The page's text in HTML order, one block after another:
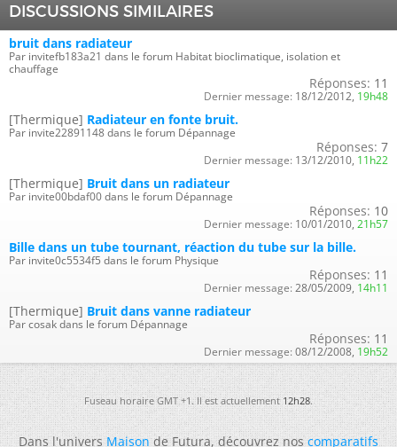
DISCUSSIONS SIMILAIRES
bruit dans radiateur
Par invitefb183a21 dans le forum Habitat bioclimatique, isolation et
chauffage
Réponses: 11
Dernier message: 18/12/2012, 19h48
[Thermique] Radiateur en fonte bruit.
Par invite22891148 dans le forum Dépannage
Réponses: 7
Dernier message: 13/12/2010, 11h22
[Thermique] Bruit dans un radiateur
Par invite00bdaf00 dans le forum Dépannage
Réponses: 10
Dernier message: 10/01/2010, 21h57
Bille dans un tube tournant, réaction du tube sur la bille.
Par invite0c5534f5 dans le forum Physique
Réponses: 11
Dernier message: 28/05/2009, 14h11
[Thermique] Bruit dans vanne radiateur
Par cosak dans le forum Dépannage
Réponses: 11
Dernier message: 08/12/2008, 19h52
Fuseau horaire GMT +1. Il est actuellement12h28.
Dans l'universMaisonde Futura, découvrez noscomparatifs